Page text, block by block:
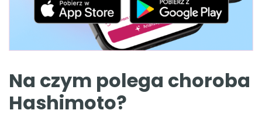
Na czym polega choroba
Hashimoto?